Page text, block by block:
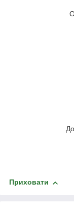
Приховати